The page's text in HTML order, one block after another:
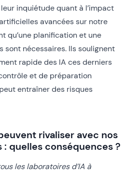
inquiétude quant à l’impact
avancées sur notre
qu’une planification et une
sont nécessaires. Ils soulignent
rapide des IA ces derniers
et de préparation
entraîner des risques
rivaliser avec nos
quelles conséquences ?
les laboratoires d’IA à